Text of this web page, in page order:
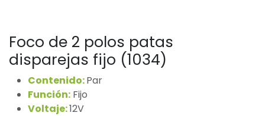
Foco de 2 polos patas
disparejas fijo (1034)
Contenido:Par
Función: Fijo
Voltaje:12V